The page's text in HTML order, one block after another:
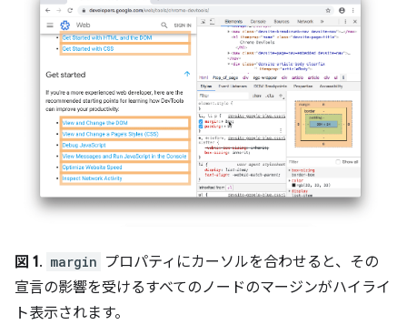
図 1. margin プロパティにカーソルを合わせると、その
宣言の影響を受けるすべてのノードのマージンがハイライ
ト表示されます。